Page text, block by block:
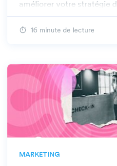
améliorer votre stratégie
courriel.
16 minute de lecture
MARKETING